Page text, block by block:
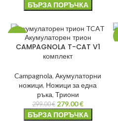
БЪРЗА ПОРЪЧКА
Акумулаторен трион
CAMPAGNOLA T-CAT V1
комплект
Campagnola, Акумулаторни
ножици, Ножици за една
ръка, Триони
299.00€ 279.00€
БЪРЗА ПОРЪЧКА